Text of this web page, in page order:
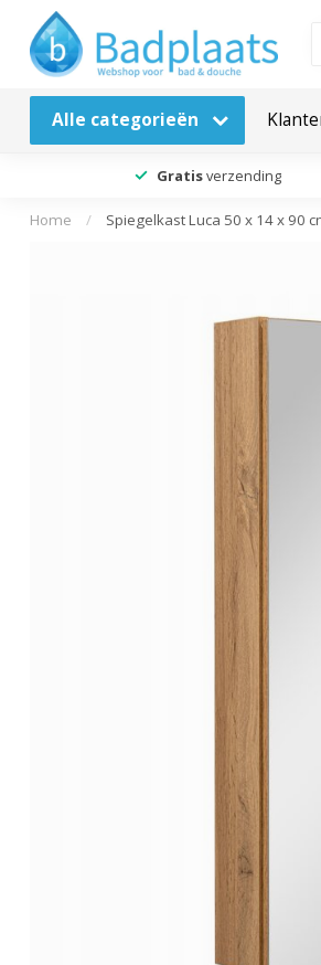
Alle categorieën
Gratisverzending
Home / Spiegelkast Luca 50 x 14 x 90